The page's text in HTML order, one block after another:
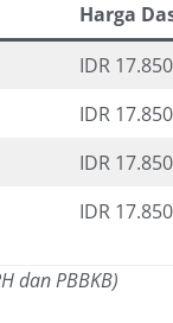
Harga
1)
IDR 17.850
IDR 17.850
IDR 17.850
IDR 17.850
dan PBBKB)